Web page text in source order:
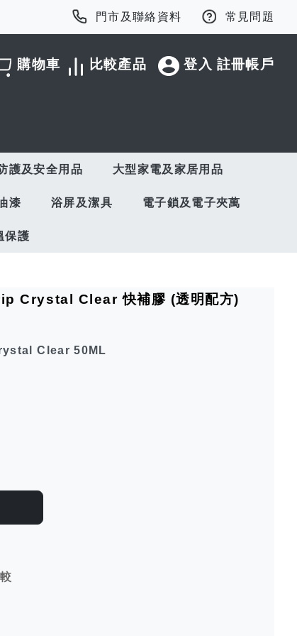
門市及聯絡資料 常見問題
登入 註冊帳戶
比較產品
購物車
護及安全用品 大型家電及家居用品
漆 浴屏及潔具 電子鎖及電子夾萬
保護
Crystal Clear 快補膠 (透明配方)
Clear 50ML